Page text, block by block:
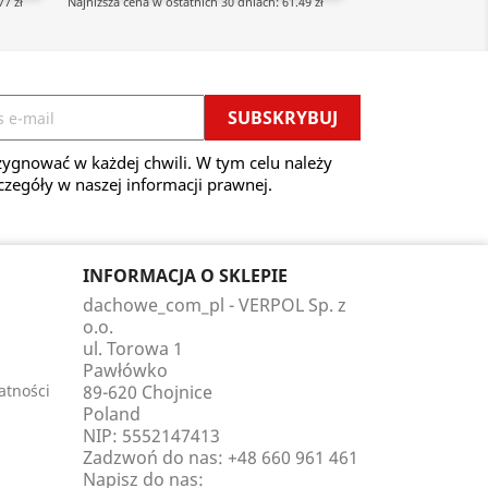
w każdej chwili. W tym celu należy
w naszej informacji prawnej.
INFORMACJA O SKLEPIE
dachowe_com_pl - VERPOL Sp. z
o.o.
ul. Torowa 1
Pawłówko
89-620 Chojnice
Poland
NIP: 5552147413
Zadzwoń do nas: +48 660 961 461
Napisz do nas: